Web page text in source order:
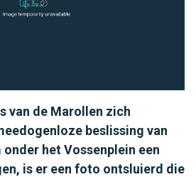
van de Marollen zich
beslissing van
het Vossenplein een
is er een foto ontsluierd die